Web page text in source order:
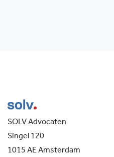
SOLV Advocaten
Singel 120
1015 AE Amsterdam